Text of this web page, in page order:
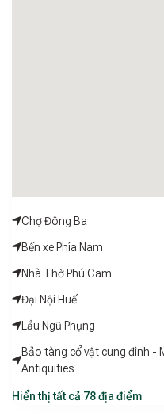
Chợ Đông Ba
Bến xe Phía Nam
Nhà Thờ Phú Cam
Đại Nội Huế
Lầu Ngũ Phụng
Bảo tàng cổ vật cung đình -
Antiquities
Hiển thị tất cả 78 địa điểm